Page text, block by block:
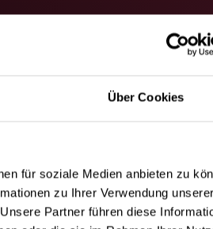
Über Cookies
für soziale Medien anbieten zu
zu Ihrer Verwendung unserer
Partner führen diese